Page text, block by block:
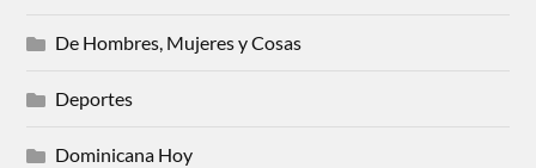
De Hombres, Mujeres y Cosas
Deportes
Dominicana Hoy